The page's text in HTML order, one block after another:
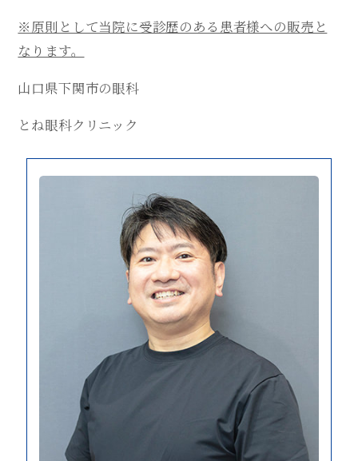
※原則として当院に受診歴のある患者様への販売と
なります。
山口県下関市の眼科
とね眼科クリニック